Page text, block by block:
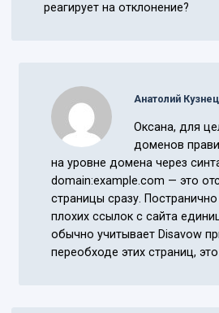
реагирует на отклонение?
Анатолий
Оксана, для
доменов
на уровне домена через
domain:example.com — это
страницы сразу.
плохих ссылок с сайта
обычно учитывает Disavow
переобходе этих страниц,